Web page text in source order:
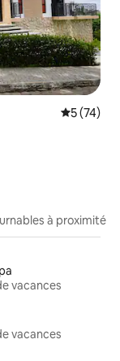
5 (74)
à proximité
vacances
vacances